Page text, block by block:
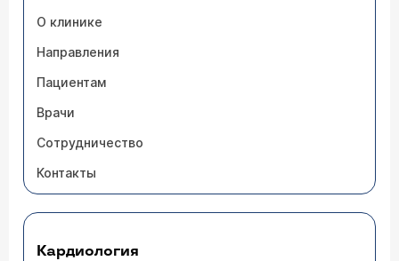
О клинике
Направления
Пациентам
Врачи
Сотрудничество
Контакты
Кардиология